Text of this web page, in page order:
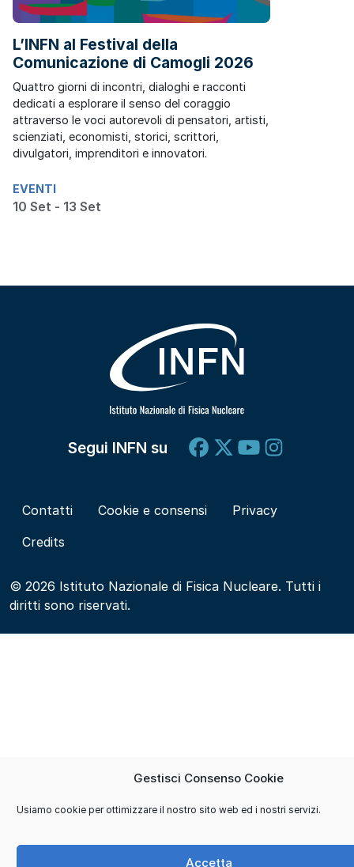
Gestisci Consenso Cookie
Usiamo cookie per ottimizzare il nostro sito web ed i nostri servizi.
Accetta
L’INFN al Festival della
Comunicazione di Camogli 2026
Quattro giorni di incontri, dialoghi e racconti
dedicati a esplorare il senso del coraggio
attraverso le voci autorevoli di pensatori, artisti,
scienziati, economisti, storici, scrittori,
divulgatori, imprenditori e innovatori.
EVENTI
10 Set - 13 Set
Segui INFN su
Contatti Cookie e consensi
Privacy
Credits
© 2026 Istituto Nazionale di Fisica Nucleare. Tutti i
diritti sono riservati.